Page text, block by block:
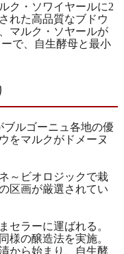
ク・ソワイヤールに2
れた高品質なブドウ
マルク・ソヤールが
で、自生酵母と最小
ブルゴーニュ各地の優
をマルクがドメーヌ
～ビオロジックで栽
区画が厳選されてい
セラーに運ばれる。
様の醸造法を実施。
から始まり、自生酵